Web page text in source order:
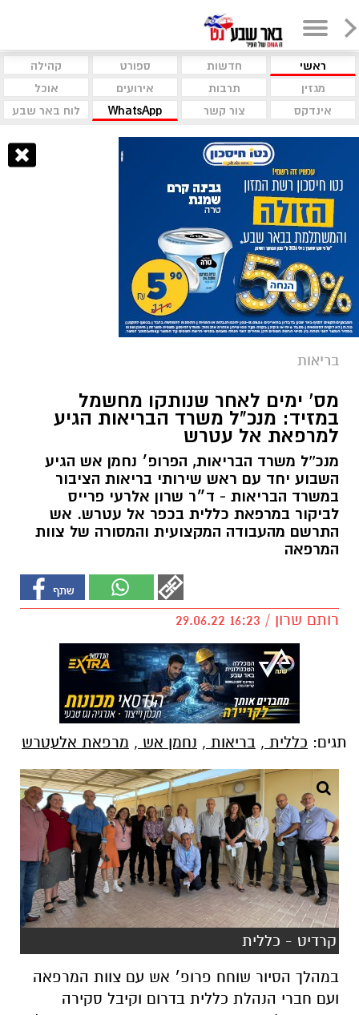
ראשי חדשות ספורט
קהילה
מגזין
תרבות אירועים
אוכל
אינדקס
צור קשר WhatsApp לוח באר שבע
בריאות
מס' ימים לאחר שנותקו מחשמל
במזיד: מנכ"ל משרד הבריאות הגיע
למרפאת אל עטרש
מנכ''ל משרד הבריאות, הפרופ׳ נחמן אש הגיע
השבוע יחד עם ראש שירותי בריאות הציבור
במשרד הבריאות - ד״ר שרון אלרעי פרייס
לביקור במרפאת כללית בכפר אל עטרש. אש
התרשם מהעבודה המקצועית והמסורה של צוות
המרפאה
רותם שרון / 16:23 29.06.22
תגים: כללית , בריאות , נחמן אש , מרפאת אלעטרש
קרדיט - כללית
במהלך הסיור שוחח פרופ׳ אש עם צוות המרפאה
ועם חברי הנהלת כללית בדרום וקיבל סקירה